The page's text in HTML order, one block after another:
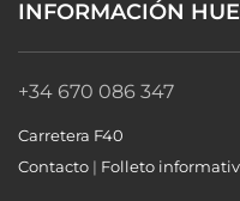
INFORMACIÓN
+34 670 086 347
Carretera F40
Contacto | Folleto